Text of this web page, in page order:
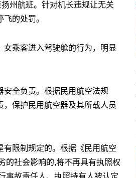
州航班。针对机长违规让无关
的处罚。
乘客进入驾驶舱的行为，明显
安全负责。根据民用航空法规
保护民用航空器及其所载人员
限制规定的。根据《民用航空
的社会影响的,将不再具有执照权
事故责任人、执照持有人被认定